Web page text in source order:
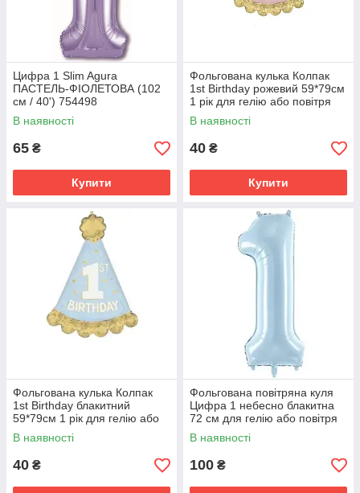
Цифра 1 Slim Agura
ПАСТЕЛЬ-ФІОЛЕТОВА (102
см / 40') 754498
В наявності
65 ₴
Купити
Фольгована кулька Колпак
1st Birthday рожевий 59*79см
1 рік для гелію або повітря
В наявності
40 ₴
Купити
Фольгована кулька Колпак
1st Birthday блакитний
59*79см 1 рік для гелію або
повітря
В наявності
40 ₴
Фольгована повітряна куля
Цифра 1 небесно блакитна
72 см для гелію або повітря
В наявності
100 ₴